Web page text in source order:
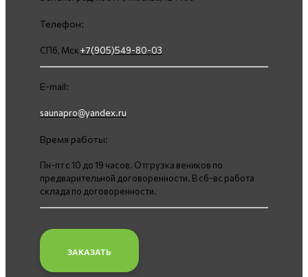
Телефон:
СПб, Мск+7(905)549-80-03
E-mail:
saunapro@yandex.ru
Время работы:
Пн-пт с 10 до 19 часов. Отгрузка веников по
предварительной договоренности. В сб-вс работа
склада по договоренности.
ЗАКАЗАТЬ